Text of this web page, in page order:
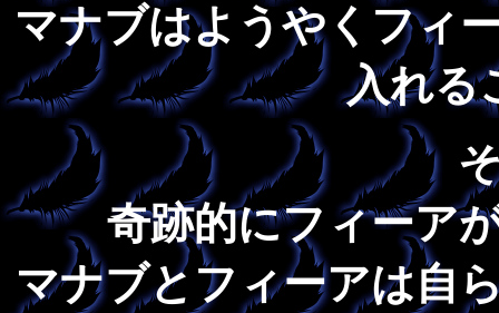
マナブはようやくフィ
入れる
奇跡的にフィーア
マナブとフィーアは自